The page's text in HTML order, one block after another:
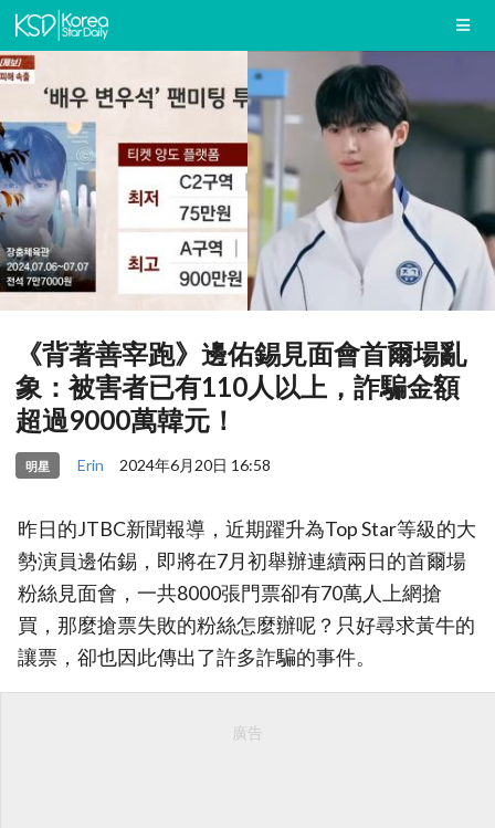
《背著善宰跑》邊佑錫見面會首爾場亂
象：被害者已有110人以上，詐騙金額
超過9000萬韓元！
明星 Erin 2024年6月20日 16:58
昨日的JTBC新聞報導，近期躍升為Top Star等級的大
勢演員邊佑錫，即將在7月初舉辦連續兩日的首爾場
粉絲見面會，一共8000張門票卻有70萬人上網搶
買，那麼搶票失敗的粉絲怎麼辦呢？只好尋求黃牛的
讓票，卻也因此傳出了許多詐騙的事件。
廣告